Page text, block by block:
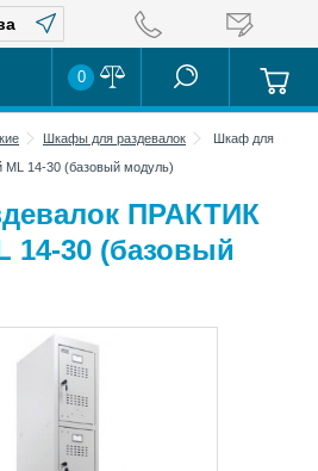
0
Шкафы для раздевалок
Шкаф для
14-30 (базовый модуль)
ПРАКТИК
14-30 (базовый